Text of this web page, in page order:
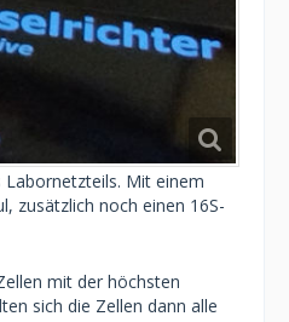
Labornetzteils. Mit einem
zusätzlich noch einen 16S-
mit der höchsten
sich die Zellen dann alle